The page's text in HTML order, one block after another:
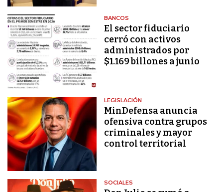
BANCOS
El sector fiduciario
cerró con activos
administrados por
$1.169 billones a junio
LEGISLACIÓN
MinDefensa anuncia
ofensiva contra grupos
criminales y mayor
control territorial
SOCIALES